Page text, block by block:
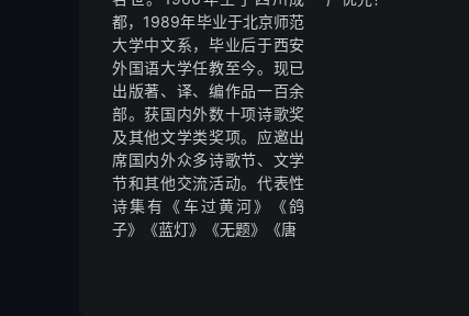
都，1989年毕业于北京师范
大学中文系，毕业后于西安
外国语大学任教至今。现已
出版著、译、编作品一百余
部。获国内外数十项诗歌奖
及其他文学类奖项。应邀出
席国内外众多诗歌节、文学
节和其他交流活动。代表性
诗集有《车过黄河》《鸽
子》《蓝灯》《无题》《唐